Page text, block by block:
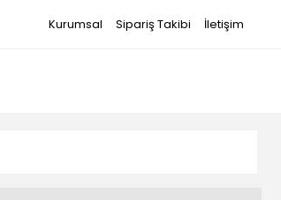
Kurumsal Sipariş Takibi İletişim